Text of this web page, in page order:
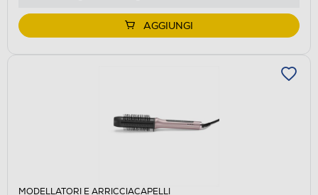
AGGIUNGI
MODELLATORI E ARRICCIACAPELLI